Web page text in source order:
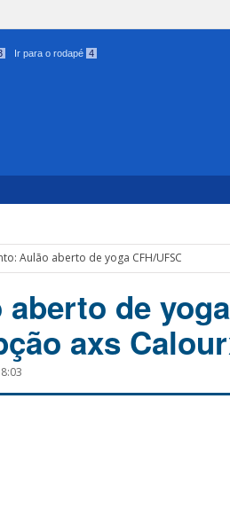
Ir para o rodapé 4
Aulão aberto de yoga CFH/UFSC
de
axs